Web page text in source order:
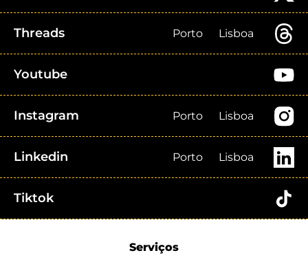
Threads Porto Lisboa
Youtube
Instagram Porto Lisboa
Linkedin Porto Lisboa
Tiktok
Serviços